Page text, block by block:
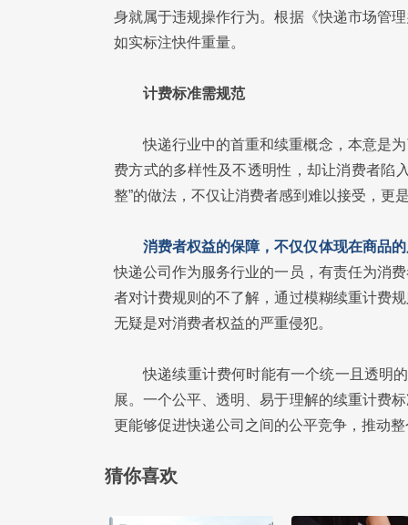
身就属于违规操作行为。根据《快递市场管
如实标注快件重量。
计费标准需规范
快递行业中的首重和续重概念，本意是
费方式的多样性及不透明性，却让消费者陷
整”的做法，不仅让消费者感到难以接受，更
消费者权益的保障，不仅仅体现在商品
快递公司作为服务行业的一员，有责任为消
者对计费规则的不了解，通过模糊续重计费
无疑是对消费者权益的严重侵犯。
快递续重计费何时能有一个统一且透明
展。一个公平、透明、易于理解的续重计费
更能够促进快递公司之间的公平竞争，推动
猜你喜欢